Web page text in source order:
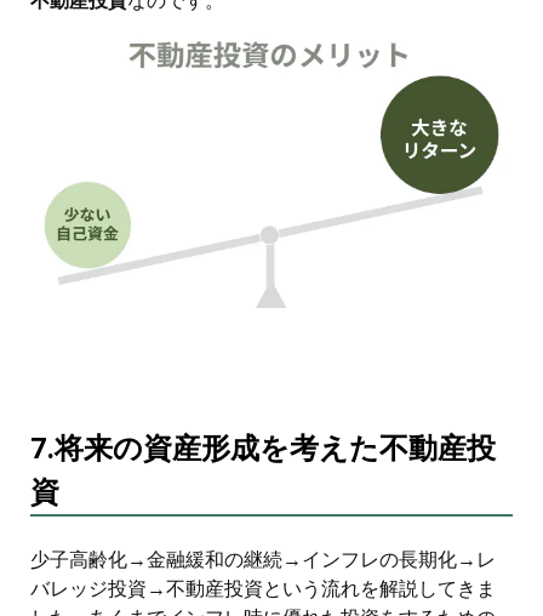
7.将来の資産形成を考えた不動産投
資
少子高齢化→金融緩和の継続→インフレの長期化→レ
バレッジ投資→不動産投資という流れを解説してきま